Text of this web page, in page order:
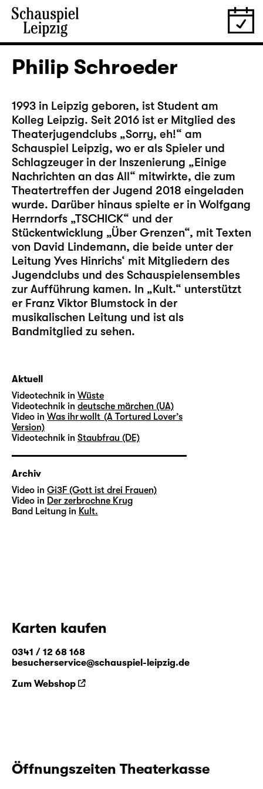
Philip Schroeder
1993 in Leipzig geboren, ist Student am
Kolleg Leipzig. Seit 2016 ist er Mitglied des
Theaterjugendclubs „Sorry, eh!“ am
Schauspiel Leipzig, wo er als Spieler und
Schlagzeuger in der Inszenierung „Einige
Nachrichten an das All“ mitwirkte, die zum
Theatertreffen der Jugend 2018 eingeladen
wurde. Darüber hinaus spielte er in Wolfgang
Herrndorfs „TSCHICK“ und der
Stückentwicklung „Über Grenzen“, mit Texten
von David Lindemann, die beide unter der
Leitung Yves Hinrichs‘ mit Mitgliedern des
Jugendclubs und des Schauspielensembles
zur Aufführung kamen. In „Kult.“ unterstützt
er Franz Viktor Blumstock in der
musikalischen Leitung und ist als
Bandmitglied zu sehen.
Aktuell
Videotechnik in Wüste
Videotechnik in deutsche märchen (UA)
Video in Was ihr wollt (A Tortured Lover’s
Version)
Videotechnik in Staubfrau (DE)
Archiv
Video in Gi3F (Gott ist drei Frauen)
Video in Der zerbrochne Krug
Band Leitung in Kult.
Karten kaufen
0341 / 12 68 168
besucherservice@schauspiel-leipzig.de
Zum Webshop
Öffnungszeiten Theaterkasse